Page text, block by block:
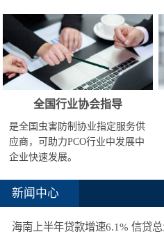
全国行业协会指导
是全国虫害防制协业指定服务供
应商，可助力PCO行业中发展中
企业快速发展。
新闻中心